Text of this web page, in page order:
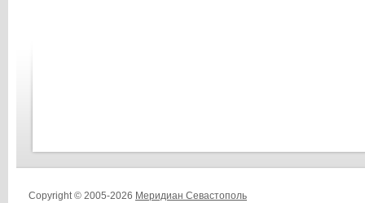
Copyright © 2005-2026 Меридиан Севастополь